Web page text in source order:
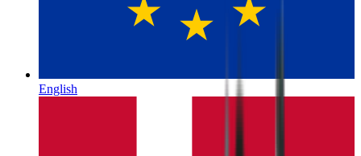
English